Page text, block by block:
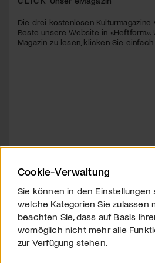
Die drei kostenlosen Kulturmagazine
Beste unsere Website in
Magazin zu lesen, klicken Sie
Cookie-Verwaltung
Sie können in den Einstellungen
welche Kategorien Sie zulassen
beachten Sie, dass auf Basis
womöglich nicht mehr alle
zur Verfügung stehen.